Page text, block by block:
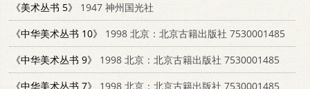
《美术丛书 5》
1947 神州国光社
《中华美术丛书 10》
1998 北京：北京古籍出版社 7530001485
《中华美术丛书 9》
1998 北京：北京古籍出版社 7530001485
《中华美术丛书 7》
1998 北京：北京古籍出版社 7530001485